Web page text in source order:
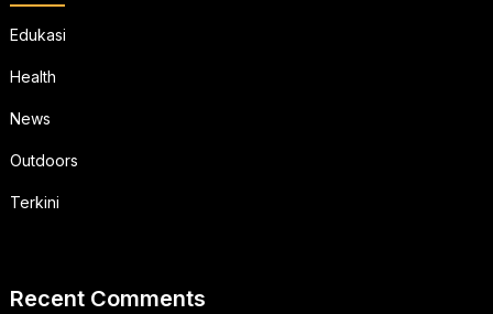
Edukasi
Health
News
Outdoors
Terkini
Recent Comments